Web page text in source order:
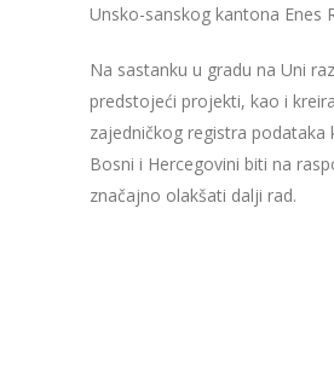
Unsko-sanskog kantona Enes
Na sastanku u gradu na Uni
predstojeći projekti, kao i
zajedničkog registra podataka
Bosni i Hercegovini biti na
značajno olakšati dalji rad.